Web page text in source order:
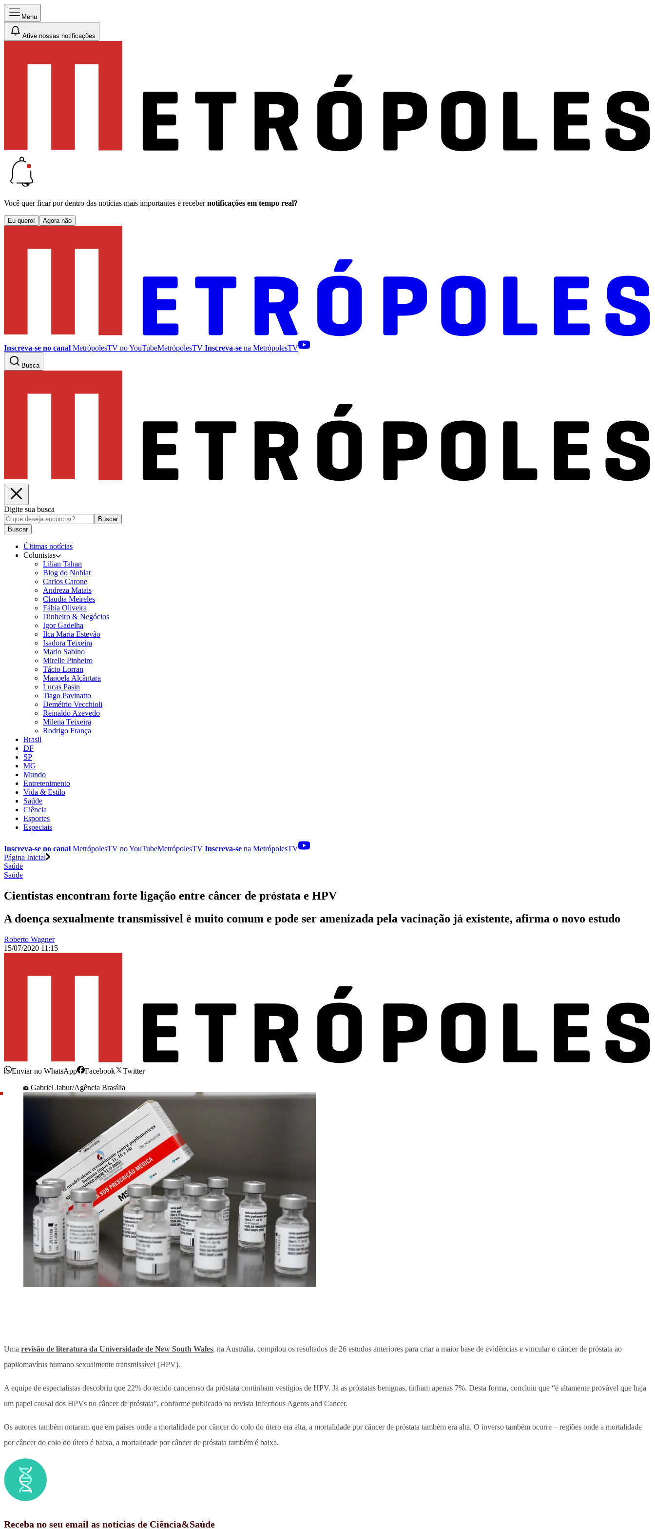
Menu
Ative nossas notificações
Você quer ficar por dentro das notícias mais importantes e receber notificações em tempo real?
Eu quero! Agora não
Inscreva-se no canal MetrópolesTV noYouTubeMetrópolesTV Inscreva-se na MetrópolesTV
Busca
Digite sua busca
Buscar
Buscar
Últimas notícias
Colunistas
Lilian Tahan
Blog do Noblat
Carlos Carone
Andreza Matais
Claudia Meireles
Fábia Oliveira
Dinheiro & Negócios
Igor Gadelha
Ilca Maria Estevão
Isadora Teixeira
Mario Sabino
Mirelle Pinheiro
Tácio Lorran
Manoela Alcântara
Lucas Pasin
Tiago Pavinatto
Demétrio Vecchioli
Reinaldo Azevedo
Milena Teixeira
Rodrigo França
Brasil
DF
SP
MG
Mundo
Entretenimento
Vida & Estilo
Saúde
Ciência
Esportes
Especiais
Inscreva-se no canal MetrópolesTV noYouTubeMetrópolesTV Inscreva-se na MetrópolesTV
Página Inicial
Saúde
Saúde
Cientistas encontram forte ligação entre câncer de próstata e HPV
A doença sexualmente transmissível é muito comum e pode ser amenizada pela vacinação já existente, afirma o novo estudo
Roberto Wagner
15/07/2020 11:15
Enviar no WhatsApp Facebook
Twitter
Gabriel Jabur/Agência Brasília
Uma revisão de literatura da Universidade de New South Wales, na Austrália, compilou os resultados de 26 estudos anteriores para criar a maior base de evidências e vincular o câncer de próstata ao
papilomavírus humano sexualmente transmissível (HPV).
A equipe de especialistas descobriu que 22% do tecido canceroso da próstata continham vestígios de HPV. Já as próstatas benignas, tinham apenas 7%. Desta forma, concluiu que “é altamente provável que haja
um papel causal dos HPVs no câncer de próstata”, conforme publicado na revista Infectious Agents and Cancer.
Os autores também notaram que em países onde a mortalidade por câncer do colo do útero era alta, a mortalidade por câncer de próstata também era alta. O inverso também ocorre – regiões onde a mortalidade
por câncer do colo do útero é baixa, a mortalidade por câncer de próstata também é baixa.
Receba no seu email as notícias de Ciência&Saúde